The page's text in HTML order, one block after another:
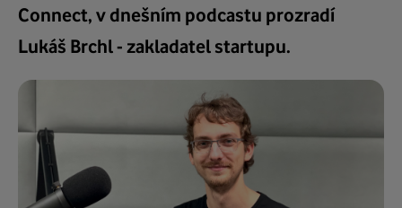
Connect, v dnešním podcastu prozradí
Lukáš Brchl - zakladatel startupu.